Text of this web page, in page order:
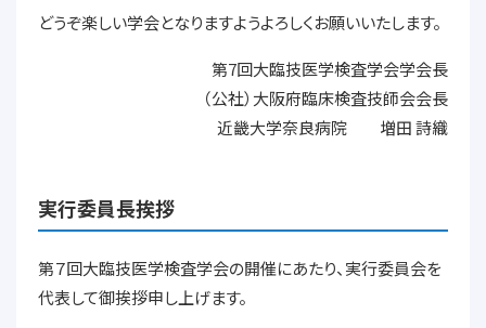
どうぞ楽しい学会となりますようよろしくお願いいたします。
第7回大臨技医学検査学会学会長
（公社）大阪府臨床検査技師会会長
近畿大学奈良病院 増田詩織
実行委員長挨拶
第７回大臨技医学検査学会の開催にあたり、実行委員会を
代表して御挨拶申し上げます。